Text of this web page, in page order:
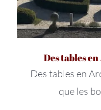
Des tables
Des tables en
que les